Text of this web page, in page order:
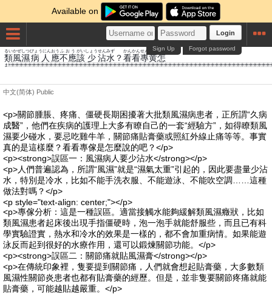
Available on
Login
Forgot password
Sign Up
類
るい
風
かぜ
濕
しつ
病人
びょうにん
應
おう
不應
ふおう
該
がい
少
しょう
沾
せん
水
みず
？看
かん
看
かん
專
せん
黄
き
怎
しん
ま
中文(简体) Public
<p>關節腫脹、疼痛、僵硬長期困擾著大批類風濕病患者，正所謂“久病
成醫”，他們在疾病的護理上大多有瞭自己的一套“經驗方”，如得瞭類風
濕要少碰水，要忌吃雞牛羊，關節痛貼膏藥或照紅外線止痛等等。事實
真的是這樣麼？看看專傢是怎麼說的吧？</p>
<p><strong>誤區一：風濕病人要少沾水</strong></p>
<p>人們普遍認為，所謂“風濕”就是“濕氣太重”引起的，因此要盡量少沾
水，特別是冷水，比如不能手洗衣服、不能遊泳、不能吹空調……這種
做法對嗎？</p>
<p style="text-align: center;"></p>
<p>專傢分析：這是一種誤區。適當接觸水能夠緩解類風濕癥狀，比如
類風濕患者起床後出現手指僵硬時，泡一泡手就能舒服些，而且已有科
學實驗證實，熱水和冷水的效果是一樣的，都不會加重病情。如果能遊
泳反而起到很好的水療作用，還可以鍛煉關節功能。</p>
<p><strong>誤區二：關節痛就貼風濕膏</strong></p>
<p>在傳統印象裡，隻要提到關節痛，人們就會想起貼膏藥，大多數類
風濕性關節炎患者也都有貼膏藥的經歷。但是，並非隻要關節疼痛就能
貼膏藥，可能越貼越嚴重。</p>